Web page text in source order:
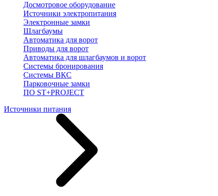
Досмотровое оборудование
Источники электропитания
Электронные замки
Шлагбаумы
Автоматика для ворот
Приводы для ворот
Автоматика для шлагбаумов и ворот
Системы бронирования
Системы ВКС
Парковочные замки
ПО ST+PROJECT
Источники питания